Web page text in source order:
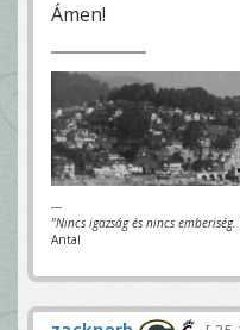
Ámen!
---
"Nincs igazság és nincs
Antal